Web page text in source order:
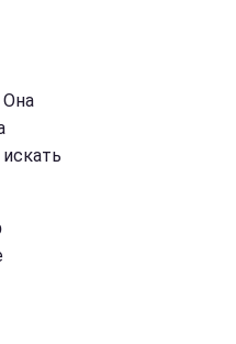
Она